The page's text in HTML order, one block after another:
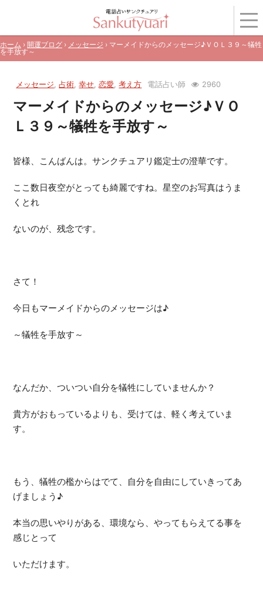
ホーム › 開運ブログ › メッセージ › マーメイドからのメッセージ♪ＶＯＬ３９～犠牲
を手放す～
メッセージ ,占術 ,幸せ ,恋愛 ,考え方 電話占い師 2960
マーメイドからのメッセージ♪ＶＯ
Ｌ３９～犠牲を手放す～
皆様、こんばんは。サンクチュアリ鑑定士の澄華です。
ここ数日夜空がとっても綺麗ですね。星空のお写真はうま
くとれ
ないのが、残念です。
さて！
今日もマーメイドからのメッセージは♪
～犠牲を手放す～
なんだか、ついつい自分を犠牲にしていませんか？
貴方がおもっているよりも、受けては、軽く考えていま
す。
もう、犠牲の檻からはでて、自分を自由にしていきってあ
げましょう♪
本当の思いやりがある、環境なら、やってもらえてる事を
感じとって
いただけます。